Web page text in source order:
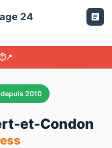
24
📍
2010
et-Condon